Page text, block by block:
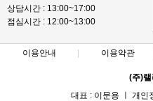
상담시간 : 13:00~17:00
점심시간 : 12:00~13:00
이용안내 이용약관
(주)
대표 : 이문용 ㅣ 개인